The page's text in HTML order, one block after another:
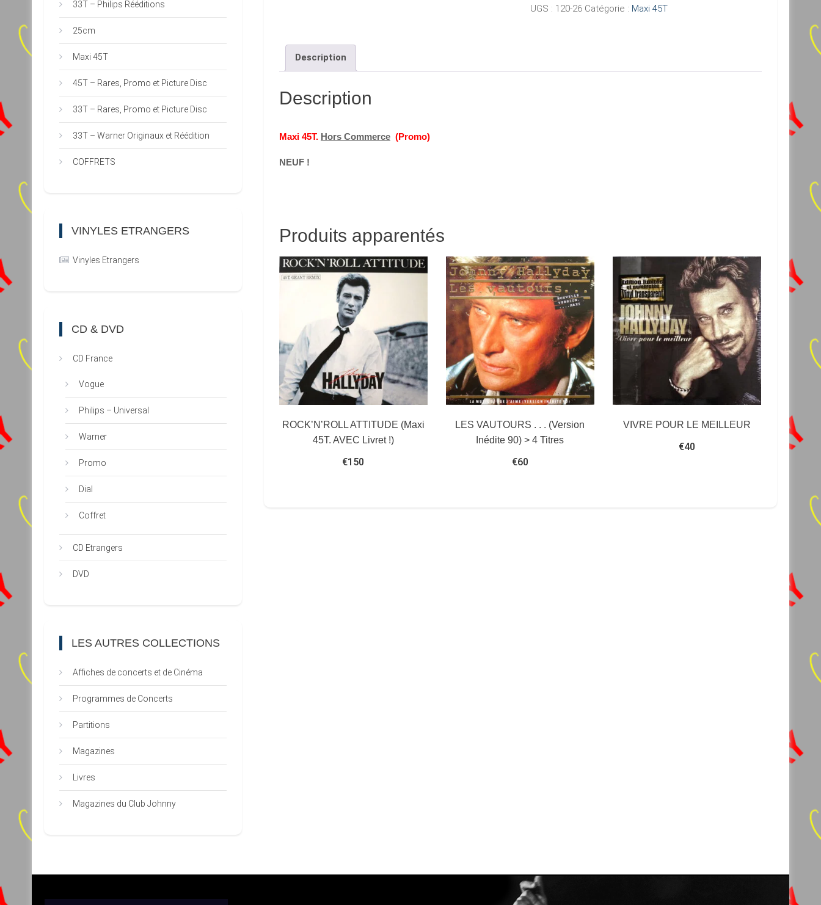
UGS : 120-26 Catégorie : Maxi 45T
Description
Description
Maxi 45T. Hors Commerce (Promo)
NEUF !
Produits apparentés
ROCK’N’ROLL ATTITUDE (Maxi
45T. AVEC Livret !)
€150
LES VAUTOURS . . . (Version
Inédite 90) > 4 Titres
€60
VIVRE POUR LE MEILLEUR
€40
33T – Philips Rééditions
25cm
Maxi 45T
45T – Rares, Promo et Picture Disc
33T – Rares, Promo et Picture Disc
33T – Warner Originaux et Réédition
COFFRETS
VINYLES ETRANGERS
Vinyles Etrangers
CD & DVD
CD France
Vogue
Philips – Universal
Warner
Promo
Dial
Coffret
CD Etrangers
DVD
LES AUTRES COLLECTIONS
Affiches de concerts et de Cinéma
Programmes de Concerts
Partitions
Magazines
Livres
Magazines du Club Johnny